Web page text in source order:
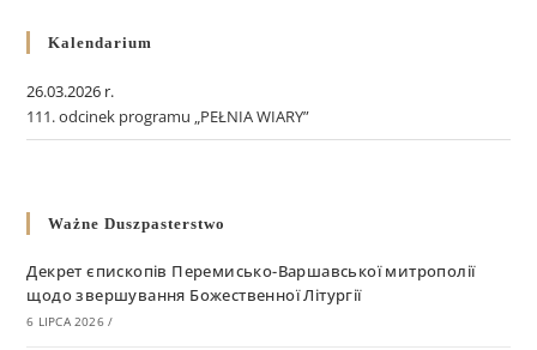
Kalendarium
26.03.2026 r.
111. odcinek programu „PEŁNIA WIARY”
Ważne Duszpasterstwo
Декрет єпископів Перемисько-Варшавської митрополії
щодо звершування Божественної Літургії
6 LIPCA 2026 /